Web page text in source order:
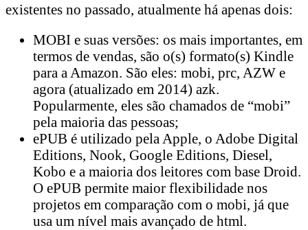
existentes no passado, atualmente há apenas dois:
MOBI e suas versões: os mais importantes, em
termos de vendas, são o(s) formato(s) Kindle
para a Amazon. São eles: mobi, prc, AZW e
agora (atualizado em 2014) azk.
Popularmente, eles são chamados de “mobi”
pela maioria das pessoas;
ePUB é utilizado pela Apple, o Adobe Digital
Editions, Nook, Google Editions, Diesel,
Kobo e a maioria dos leitores com base Droid.
O ePUB permite maior flexibilidade nos
projetos em comparação com o mobi, já que
usa um nível mais avançado de html.